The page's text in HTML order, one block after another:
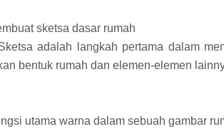
sketsa dasar rumah
adalah langkah pertama dalam
bentuk rumah dan elemen-elemen
utama warna dalam sebuah gambar